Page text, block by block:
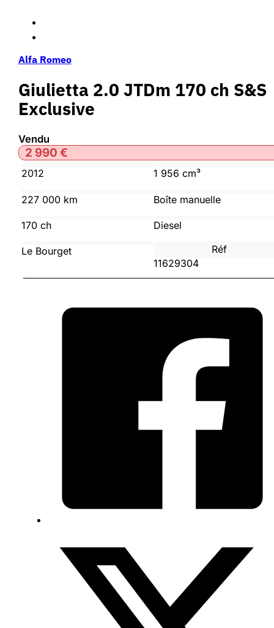
Alfa Romeo
Giulietta 2.0 JTDm 170 ch S&S
Exclusive
Vendu
2 990€
2012 1 956 cm³
227 000 km Boîte manuelle
170 ch Diesel
Le Bourget
Réf
11629304